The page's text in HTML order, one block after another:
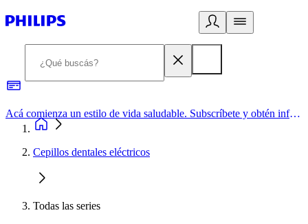
Acá comienza un estilo de vida saludable. Subscríbete y obtén información de primera mano
Cepillos dentales eléctricos
Todas las series